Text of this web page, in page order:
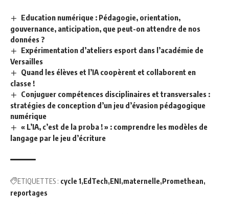
Education numérique : Pédagogie, orientation,
gouvernance, anticipation, que peut-on attendre de nos
données ?
Expérimentation d’ateliers esport dans l’académie de
Versailles
Quand les élèves et l’IA coopèrent et collaborent en
classe !
Conjuguer compétences disciplinaires et transversales :
stratégies de conception d’un jeu d’évasion pédagogique
numérique
« L’IA, c’est de la proba ! » : comprendre les modèles de
langage par le jeu d’écriture
ETIQUETTES : cycle 1 EdTech ENI maternelle Promethean
reportages